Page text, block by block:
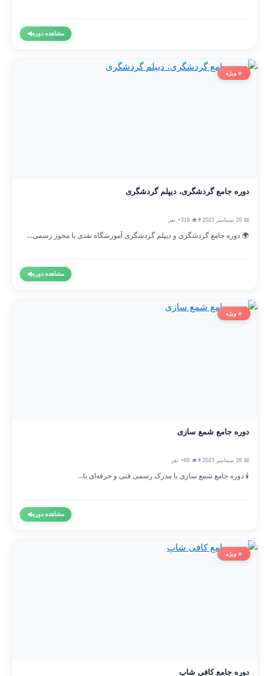
مشاهده دوره◀
⭐ ویژه
دوره جامع گردشگری، دیپلم گردشگری
👨‍🎓 319+ نفر
🌍 دوره جامع گردشگری و دیپلم گردشگری آموزشگاه نقدی با مجوز رسمی...
مشاهده دوره◀
⭐ ویژه
دوره جامع شمع سازی
👨‍🎓 68+ نفر
🕯️ دوره جامع شمع سازی با مدرک رسمی فنی و حرفه‌ای با...
مشاهده دوره◀
⭐ ویژه
دوره جامع کافی شاپ